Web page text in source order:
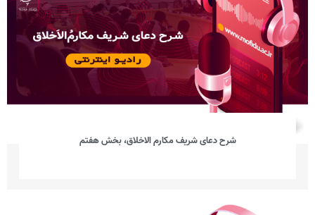
شرح دعای شریف مکارم الاخلاق، بخش هفتم